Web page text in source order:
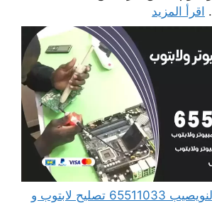
اقرأ المزيد
مهندس كمبيوتر النويصيب 65511033 تصليح لابتوب و